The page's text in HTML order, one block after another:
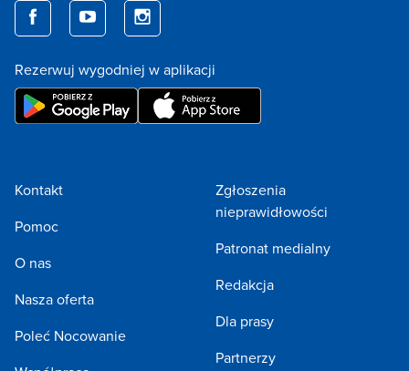
Rezerwuj wygodniej w aplikacji
Kontakt
Pomoc
O nas
Nasza oferta
Poleć Nocowanie
Zgłoszenia
nieprawidłowości
Patronat medialny
Redakcja
Dla prasy
Partnerzy